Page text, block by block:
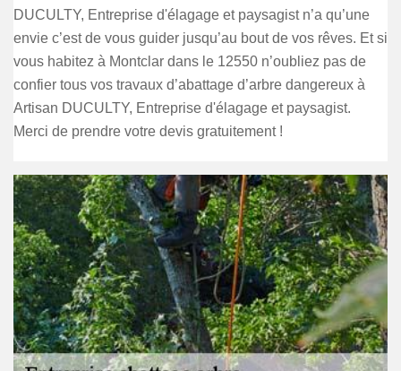
DUCULTY, Entreprise d'élagage et paysagist n’a qu’une
envie c’est de vous guider jusqu’au bout de vos rêves. Et si
vous habitez à Montclar dans le 12550 n’oubliez pas de
confier tous vos travaux d’abattage d’arbre dangereux à
Artisan DUCULTY, Entreprise d'élagage et paysagist.
Merci de prendre votre devis gratuitement !